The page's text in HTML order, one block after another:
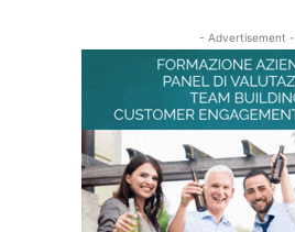
- Advertisement -